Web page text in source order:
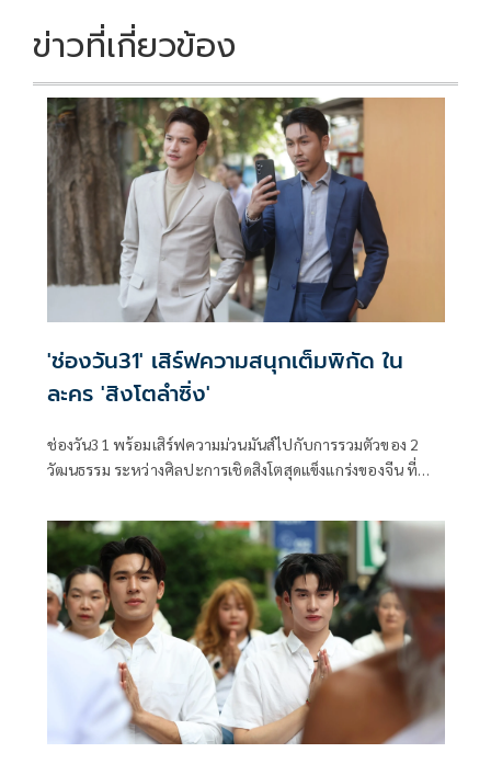
ข่าวที่เกี่ยวข้อง
'ช่องวัน31' เสิร์ฟความสนุกเต็มพิกัด ใน
ละคร 'สิงโตลำซิ่ง'
ช่องวัน31 พร้อมเสิร์ฟความม่วนมันส์ไปกับการรวมตัวของ 2
วัฒนธรรม ระหว่างศิลปะการเชิดสิงโตสุดแข็งแกร่งของจีน ที่
นี้ขอบอกว่าจังหวะเป๊ะปัง ม่วนซื่นโฮแซวแน่นอน นำทีมโดย เต๋า
เศรษฐพงษ์ และ หนูเล็ก ทิฐินันท์